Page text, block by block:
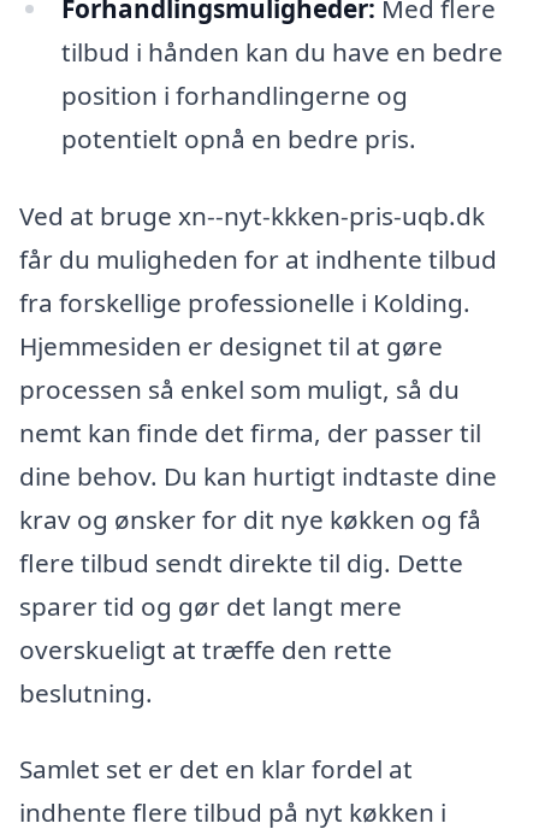
Forhandlingsmuligheder: Med flere
tilbud i hånden kan du have en bedre
position i forhandlingerne og
potentielt opnå en bedre pris.
Ved at bruge xn--nyt-kkken-pris-uqb.dk
får du muligheden for at indhente tilbud
fra forskellige professionelle i Kolding.
Hjemmesiden er designet til at gøre
processen så enkel som muligt, så du
nemt kan finde det firma, der passer til
dine behov. Du kan hurtigt indtaste dine
krav og ønsker for dit nye køkken og få
flere tilbud sendt direkte til dig. Dette
sparer tid og gør det langt mere
overskueligt at træffe den rette
beslutning.
Samlet set er det en klar fordel at
indhente flere tilbud på nyt køkken i